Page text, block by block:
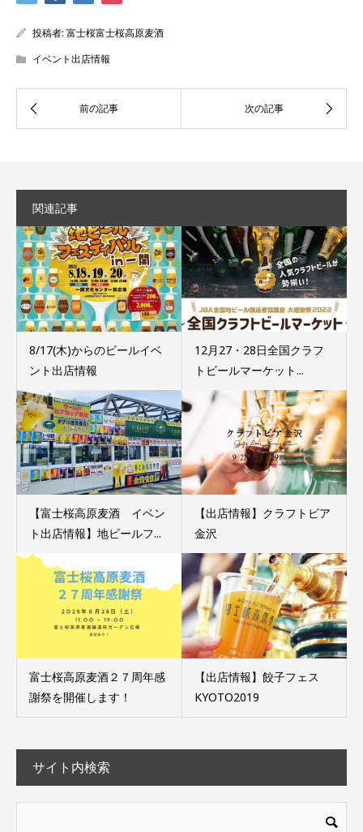
投稿者: 富士桜富士桜高原麦酒
イベント出店情報
関連記事
8/17(木)からのビールイベ
ント出店情報
12月27・28日全国クラフ
トビールマーケット...
【富士桜高原麦酒 イベン
ト出店情報】地ビールフ...
【出店情報】クラフトビア
金沢
富士桜高原麦酒２７周年感
謝祭を開催します！
【出店情報】餃子フェス
KYOTO2019
サイト内検索